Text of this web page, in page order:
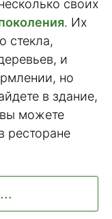
своих
. Их
стекла,
и
но
в здание,
можете
ресторане